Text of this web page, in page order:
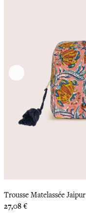
Trousse Matelassée Jaipur
Prix
27,08 €